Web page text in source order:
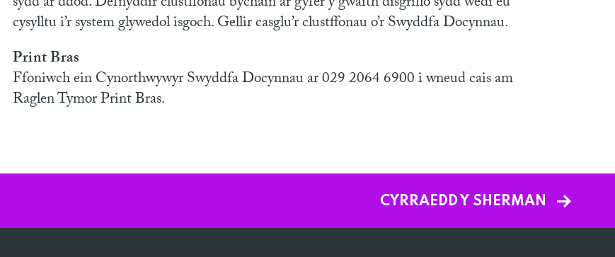
cysylltu i’r system glywedol isgoch. Gellir casglu’r clustffonau o’r Swyddfa Docynnau.
Print Bras
Ffoniwch ein Cynorthwywyr Swyddfa Docynnau ar 029 2064 6900 i wneud cais am
Raglen Tymor Print Bras.
CYRRAEDD Y SHERMAN